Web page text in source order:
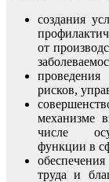
создания
от
рисков,
механизме
числе
функции в
труда и